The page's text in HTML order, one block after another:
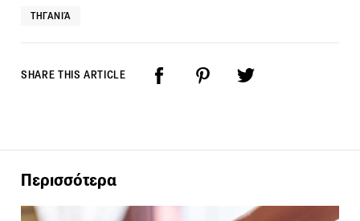
ΤΗΓΑΝΙΆ
SHARE THIS ARTICLE
Περισσότερα